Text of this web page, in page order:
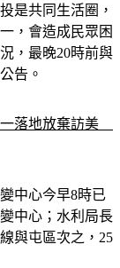
是共同生活圈，
，會造成民眾困
，最晚20時前與
告。
落地放棄訪美
中心今早8時已
中心；水利局長
與屯區次之，25